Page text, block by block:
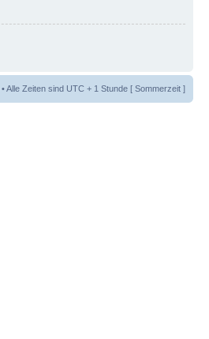
• Alle Zeiten sind UTC + 1 Stunde [ Sommerzeit ]